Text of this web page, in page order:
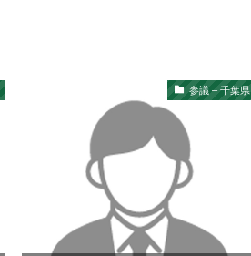
参議 – 千葉県